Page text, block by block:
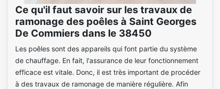
Ce qu'il faut savoir sur les travaux de
ramonage des poêles à Saint Georges
De Commiers dans le 38450
Les poêles sont des appareils qui font partie du système
de chauffage. En fait, l'assurance de leur fonctionnement
efficace est vitale. Donc, il est très important de procéder
à des travaux de ramonage de manière régulière. Afin